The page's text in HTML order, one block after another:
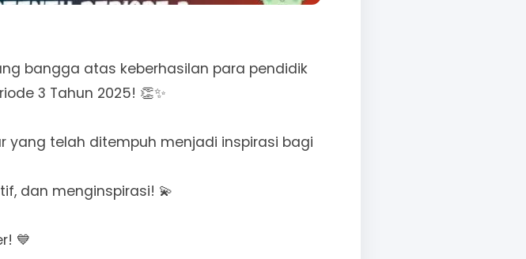
bangga atas keberhasilan para pendidik
3 Tahun 2025! 👏✨
yang telah ditempuh menjadi inspirasi bagi
dan menginspirasi! 💫
💙